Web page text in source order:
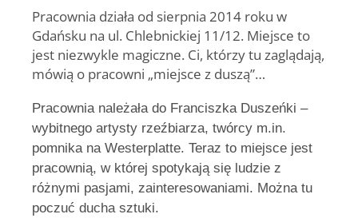
Pracownia działa od sierpnia 2014 roku w
Gdańsku na ul. Chlebnickiej 11/12. Miejsce to
jest niezwykle magiczne. Ci, którzy tu zaglądają,
mówią o pracowni „miejsce z duszą”…
Pracownia należała do Franciszka Duszeńki –
wybitnego artysty rzeźbiarza, twórcy m.in.
pomnika na Westerplatte. Teraz to miejsce jest
pracownią, w której spotykają się ludzie z
różnymi pasjami, zainteresowaniami. Można tu
poczuć ducha sztuki.